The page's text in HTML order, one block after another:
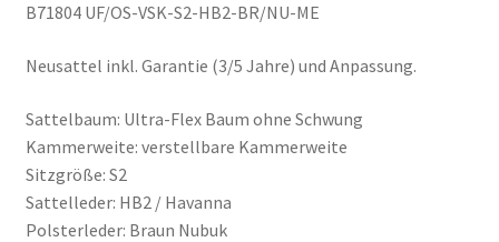
B71804 UF/OS-VSK-S2-HB2-BR/NU-ME
Neusattel inkl. Garantie (3/5 Jahre) und Anpassung.
Sattelbaum: Ultra-Flex Baum ohne Schwung
Kammerweite: verstellbare Kammerweite
Sitzgröße: S2
Sattelleder: HB2 / Havanna
Polsterleder: Braun Nubuk